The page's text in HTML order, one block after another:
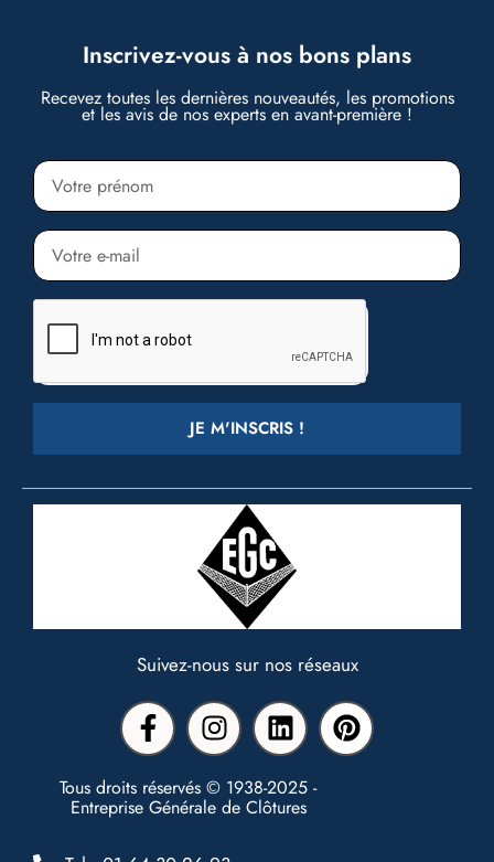
Inscrivez-vous à nos bons plans
Recevez toutes les dernières nouveautés, les promotions
et les avis de nos experts en avant-première !
JE M'INSCRIS !
Suivez-nous sur nos réseaux
Tous droits réservés © 1938-2025 -
Entreprise Générale de Clôtures